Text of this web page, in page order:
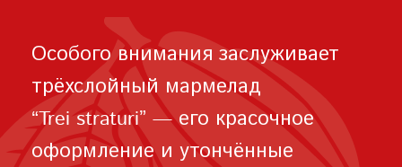
Особого внимания заслуживает
трёхслойный мармелад
“Trei straturi” — его красочное
оформление и утончённые